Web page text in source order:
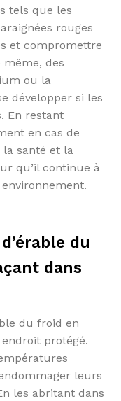
tels que les
rouges
et compromettre
même, des
ou la
développer si les
En restant
en cas de
santé et la
qu’il continue à
du
dans
du froid en
protégé.
leurs
les abritant dans